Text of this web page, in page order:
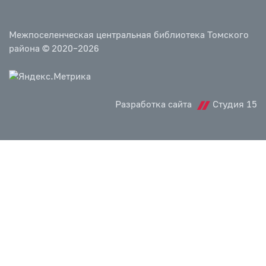
Межпоселенческая центральная библиотека Томского
района © 2020–2026
Разработка сайта Студия 15